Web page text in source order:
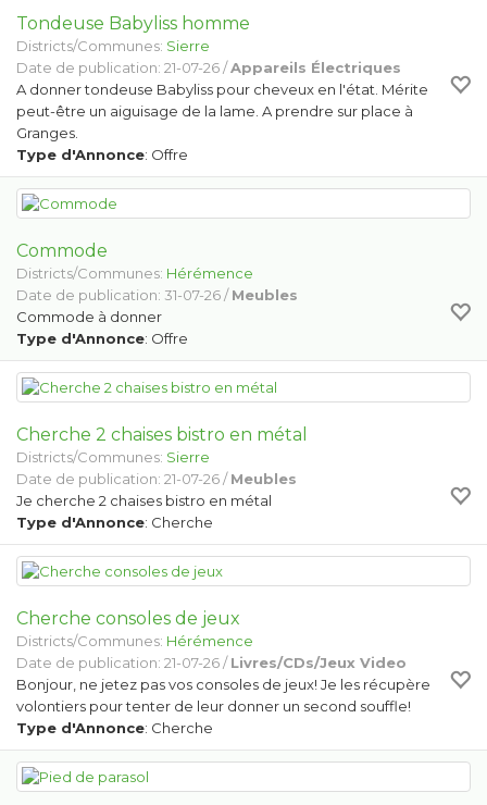
Tondeuse Babyliss homme
Districts/Communes: Sierre
Date de publication: 21-07-26 /Appareils Électriques
A donner tondeuse Babyliss pour cheveux en l'état. Mérite
peut-être un aiguisage de la lame. A prendre sur place à
Granges.
Type d'Annonce: Offre
Commode
Districts/Communes: Hérémence
Date de publication: 31-07-26 /Meubles
Commode à donner
Type d'Annonce: Offre
Cherche 2 chaises bistro en métal
Districts/Communes: Sierre
Date de publication: 21-07-26 /Meubles
Je cherche 2 chaises bistro en métal
Type d'Annonce: Cherche
Cherche consoles de jeux
Districts/Communes: Hérémence
Date de publication: 21-07-26 /Livres/CDs/Jeux Video
Bonjour, ne jetez pas vos consoles de jeux! Je les récupère
volontiers pour tenter de leur donner un second souffle!
Type d'Annonce: Cherche